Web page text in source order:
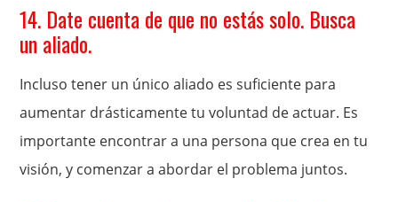
14. Date cuenta de que no estás solo. Busca
un aliado.
Incluso tener un único aliado es suficiente para
aumentar drásticamente tu voluntad de actuar. Es
importante encontrar a una persona que crea en tu
visión, y comenzar a abordar el problema juntos.